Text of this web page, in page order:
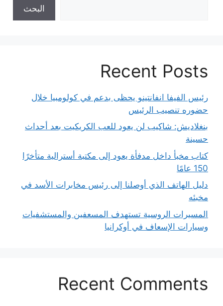
البحث
Recent Posts
رئيس الفيفا انفانتينو يحظى بدعم في كولومبيا خلال
حضوره تنصيب الرئيس
بنغلاديش: شاكيب لن يعود للعب الكريكيت بعد أحداث
حسينة
كتاب مخبأ داخل مدفأة يعود إلى مكتبة أسترالية متأخرًا
150 عامًا
دليل الهاتف الذي أوصلنا إلى رئيس مخابرات الأسد في
مخبئه
المسيرات الروسية تستهدف المسعفين والمستشفيات
وسيارات الإسعاف في أوكرانيا
Recent Comments